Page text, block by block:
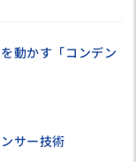
動かす「コンデン
サー技術